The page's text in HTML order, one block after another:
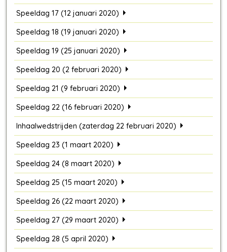
Speeldag 17 (12 januari 2020)
Speeldag 18 (19 januari 2020)
Speeldag 19 (25 januari 2020)
Speeldag 20 (2 februari 2020)
Speeldag 21 (9 februari 2020)
Speeldag 22 (16 februari 2020)
Inhaalwedstrijden (zaterdag 22 februari 2020)
Speeldag 23 (1 maart 2020)
Speeldag 24 (8 maart 2020)
Speeldag 25 (15 maart 2020)
Speeldag 26 (22 maart 2020)
Speeldag 27 (29 maart 2020)
Speeldag 28 (5 april 2020)